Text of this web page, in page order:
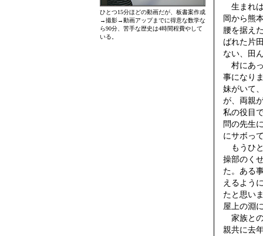
ひとつ15分ほどの動画だが、板書案作成
→撮影→動画アップまでに得意な数学な
ら90分、苦手な歴史は4時間程費やして
いる。
生まれ
岡から熊
腰を据え
ばれた片
ない、田
村にあ
事になり
妹がいて
が、両親
私の役目
問の先生
にサボっ
もうひ
操部のく
た。ある
えるよう
たと思い
屋上の淵
家族と
親共に去